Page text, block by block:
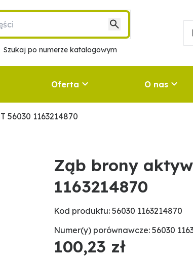
Szukaj po numerze katalogowym
Oferta O nas
56030 1163214870
Ząb brony
1163214870
Kod produktu: 56030 1163214870
Numer(y) porównawcze: 56030
100,23 zł